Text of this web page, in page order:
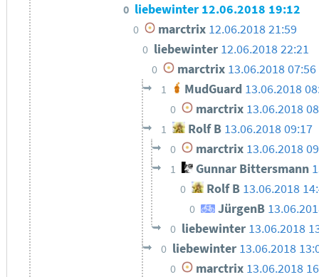
0 liebewinter 12.06.2018 19:12
0 marctrix 12.06.2018 21:59
0 liebewinter 12.06.2018 22:21
0 marctrix 13.06.2018 07:56
1 MudGuard 13.06.2018
0 marctrix 13.06.2018
1 Rolf B 13.06.2018 09:17
0 marctrix 13.06.2018
1 Gunnar Bittersmann
0 Rolf B 13.06.2018
0 JürgenB
0 liebewinter 13.06.2018
0 liebewinter 13.06.2018
0 marctrix 13.06.2018